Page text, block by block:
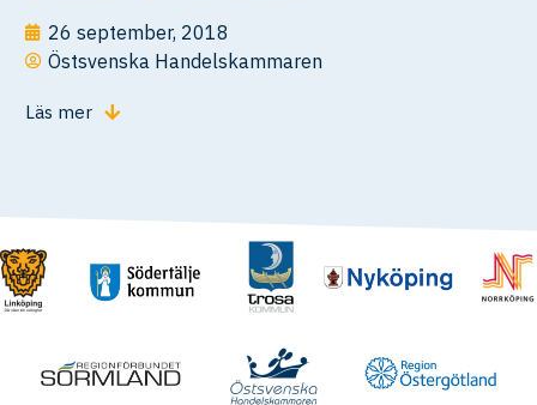
26 september, 2018
Östsvenska Handelskammaren
Läs mer